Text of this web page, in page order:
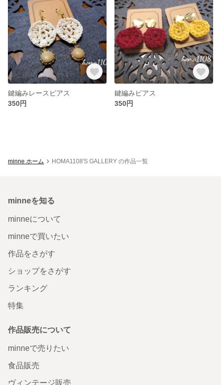
鍵編みレースピアス
350円
鍵編みピアス
350円
minne ホーム HOMA1108'S GALLERY の作品一覧
minneを知る
minneについて
minneで買いたい
作品をさがす
ショップをさがす
ランキング
特集
作品販売について
minneで売りたい
食品販売
ヴィンテージ販売